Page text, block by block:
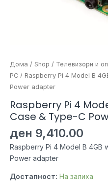
Дома / Shop / Телевизори и
PC / Raspberry Pi 4 Model B
Power adapter
Raspberry Pi 4
Case & Type-C
ден 9,410.00
Raspberry Pi 4 Model B 4GB
Power adapter
Достапност: На залиха